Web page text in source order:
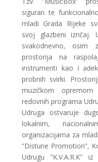
siguran te
mladi Grada Rijeke
svoj glazbeni izričaj.
svakodnevno, osim
prostorija na
instrumenti kao i
probnih svirki.
muzičkom
redovnih programa
Udruga ostvaruje
lokalnim,
organizacijama za
”Distune Promotion”,
Udrugu ”K.V.A.R.K”